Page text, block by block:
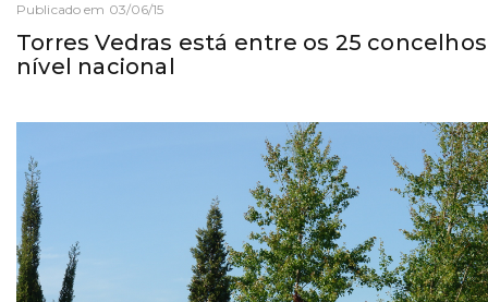
Publicado em 03/06/15
Torres Vedras está entre os 25
nível nacional